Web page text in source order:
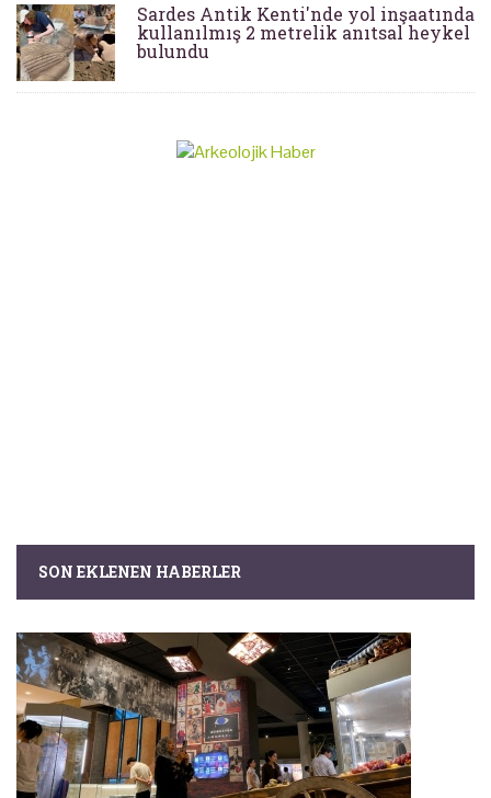
Sardes Antik Kenti'nde yol inşaatında
kullanılmış 2 metrelik anıtsal heykel
bulundu
SON EKLENEN HABERLER